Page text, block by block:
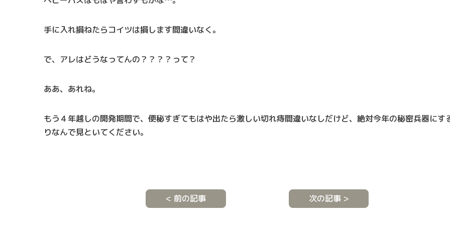
手に入れ損ねたらコイツは損します間違いなく。
で、アレはどうなってんの？？？？って？
ああ、あれね。
もう４年越しの開発期間で、便秘すぎてもはや出たら激しい切れ痔間違いなしだけど、絶対今年の秘密兵器にす
りなんで見といてください。
< 前の記事 次の記事 >